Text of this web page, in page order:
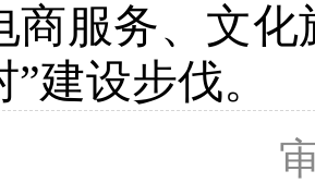
商服务、文
”建设步伐。